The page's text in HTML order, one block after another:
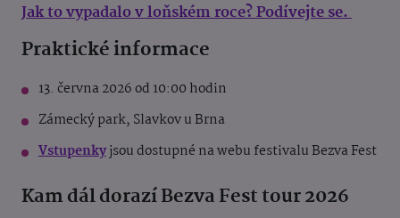
Jak to vypadalo v loňském roce? Podívejte se.
Praktické informace
13. června 2026 od 10:00 hodin
Zámecký park, Slavkov u Brna
Vstupenkyjsou dostupné na webu festivalu Bezva Fest
Kam dál dorazí Bezva Fest tour 2026